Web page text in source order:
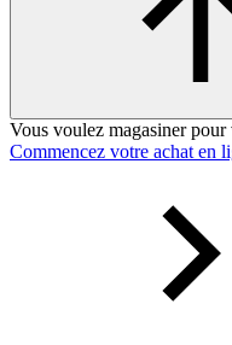
Vous voulez magasiner
Commencez votre achat en